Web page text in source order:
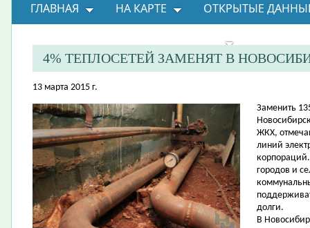
ГЛАВНАЯ НА КАРТЕ ОТКРЫТЫЕ
ВОПРОС-ОТВЕТ ОРГАНИЗАЦИИ
4% ТЕПЛОСЕТЕЙ ЗАМЕНЯТ В
13 марта 2015 г.
​Заменить
ЖКХ,
линий
городов и
долги.
В